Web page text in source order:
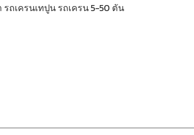
รถเครนเทปูน รถเครน 5-50 ตัน